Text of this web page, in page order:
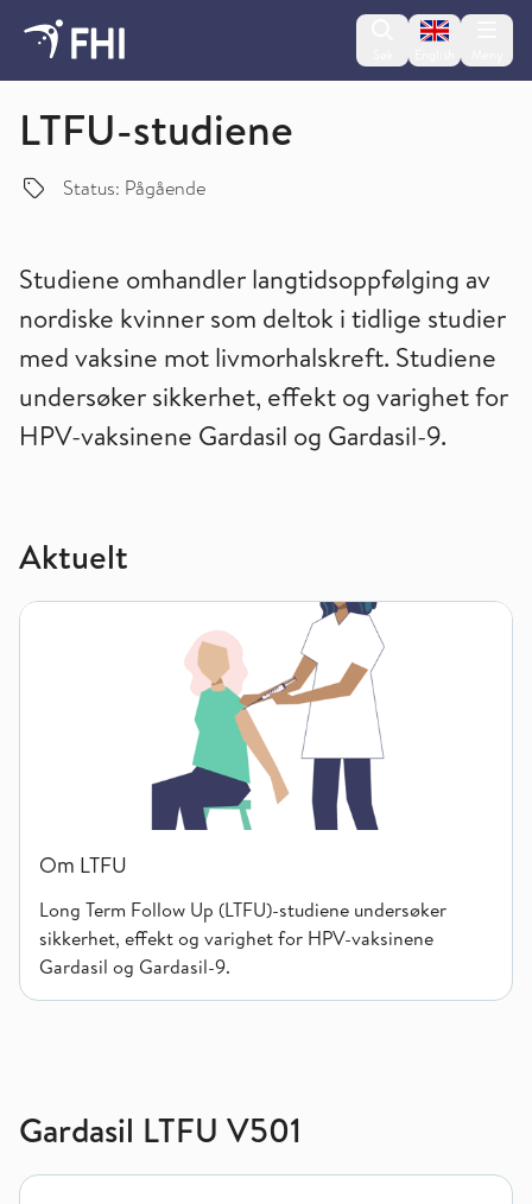
Change
Studier om kreft
LTFU-studiene
Status: Pågående
Studiene omhandler langtidsoppfølging av
nordiske kvinner som deltok i tidlige studier
med vaksine mot livmorhalskreft. Studiene
undersøker sikkerhet, effekt og varighet for
HPV-vaksinene Gardasil og Gardasil-9.
Aktuelt
Om LTFU
Om LTFU
Long Term Follow Up (LTFU)-studiene undersøker
sikkerhet, effekt og varighet for HPV-vaksinene
Gardasil og Gardasil-9.
Gardasil LTFU V501